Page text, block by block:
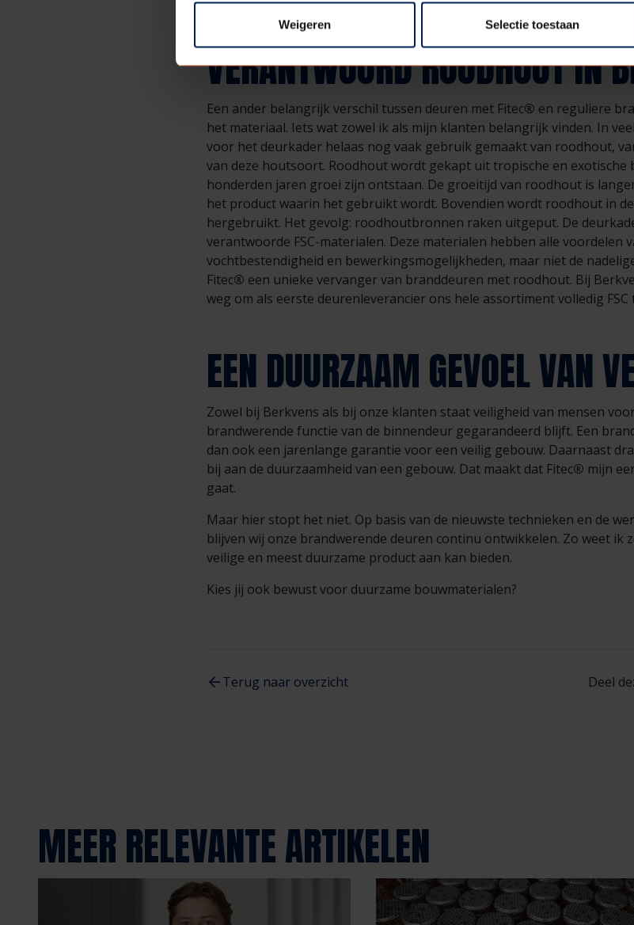
Weigeren Selectie toestaan
FITEC® ALS VERVANGER VOOR
VERANTWOORD ROODHOUT IN
Een ander belangrijk verschil tussen deuren met Fitec® en reguliere
het materiaal. Iets wat zowel ik als mijn klanten belangrijk vinden. In
voor het deurkader helaas nog vaak gebruik gemaakt van roodhout,
van deze houtsoort. Roodhout wordt gekapt uit tropische en exotische
honderden jaren groei zijn ontstaan. De groeitijd van roodhout is
het product waarin het gebruikt wordt. Bovendien wordt roodhout in
hergebruikt. Het gevolg: roodhoutbronnen raken uitgeput. De
verantwoorde FSC-materialen. Deze materialen hebben alle voordelen
vochtbestendigheid en bewerkingsmogelijkheden, maar niet de
Fitec® een unieke vervanger van branddeuren met roodhout. Bij
weg om als eerste deurenleverancier ons hele assortiment volledig FSC
EEN DUURZAAM GEVOEL VAN
Zowel bij Berkvens als bij onze klanten staat veiligheid van mensen
brandwerende functie van de binnendeur gegarandeerd blijft. Een
dan ook een jarenlange garantie voor een veilig gebouw. Daarnaast
bij aan de duurzaamheid van een gebouw. Dat maakt dat Fitec® mijn
gaat.
Maar hier stopt het niet. Op basis van de nieuwste technieken en de
blijven wij onze brandwerende deuren continu ontwikkelen. Zo weet ik
veilige en meest duurzame product aan kan bieden.
Kies jij ook bewust voor duurzame bouwmaterialen?
Terug naar overzicht Deel
MEER RELEVANTE ARTIKELEN